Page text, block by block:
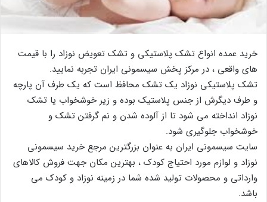
خرید عمده انواع تشک پلاستیکی و تشک تعویض نوزاد را با قیمت
های واقعی ، در مرکز پخش سیسمونی ایران تجربه نمایید.
تشک پلاستیکی نوزاد یک تشک محافظ است که یک طرف آن پارچه
و طرف دیگرش از جنس پلاستیک بوده و زیر خوشخواب یا تشک
نوزاد انداخته می شود تا از آلوده شدن و نم گرفتن تشک و
خوشخواب جلوگیری شود.
سایت سیسمونی ایران به عنوان بزرگترین مرجع خرید سیسمونی
نوزاد و لوازم مورد احتیاج کودک ، بهترین مکان جهت فروش کالاهای
وارداتی و محصولات تولید شده شما در زمینه نوزاد و کودک می
باشد.